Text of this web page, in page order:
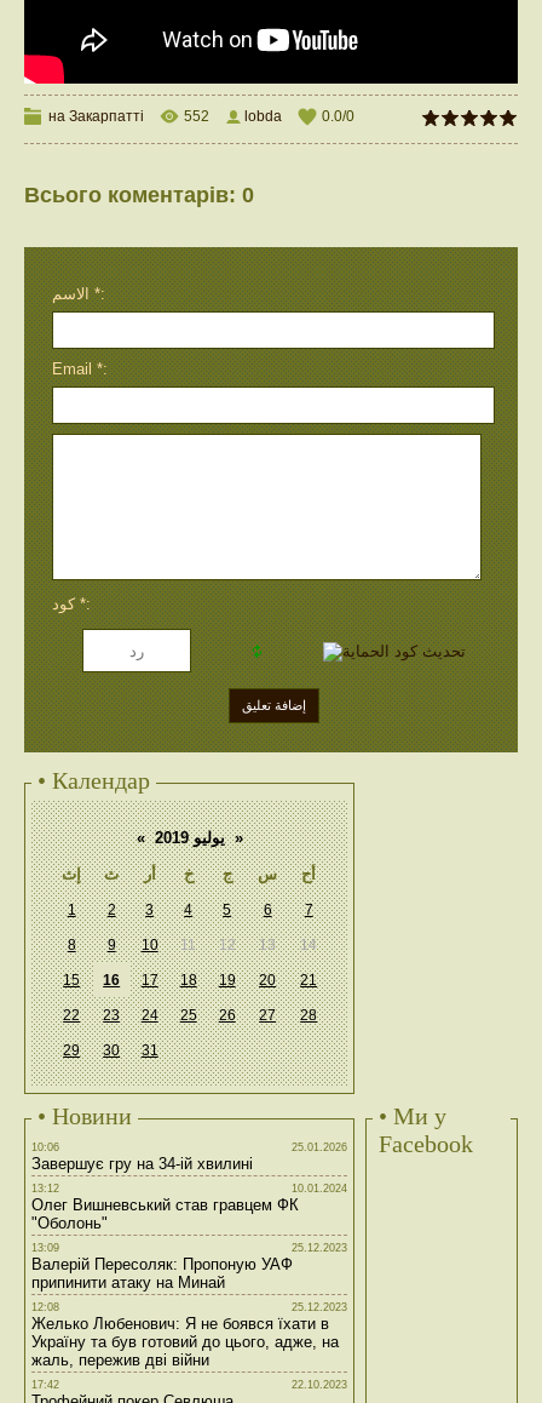
на Закарпатті 552 lobda 0.0/0
Всього коментарів: 0
الاسم *:
Email *:
كود *:
• Календар
« يوليو 2019 »
إث
ث أر خ ج س أح
1 2 3 4 5 6 7
8 9 10 11 12 13 14
15 16 17 18 19 20 21
22 23 24 25 26 27 28
29 30 31
• Новини
10:06 25.01.2026
Завершує гру на 34-ій хвилині
13:12 10.01.2024
Олег Вишневський став гравцем ФК
"Оболонь"
13:09 25.12.2023
Валерій Пересоляк: Пропоную УАФ
припинити атаку на Минай
12:08 25.12.2023
Желько Любенович: Я не боявся їхати в
Україну та був готовий до цього, адже, на
жаль, пережив дві війни
17:42 22.10.2023
• Ми у
Facebook